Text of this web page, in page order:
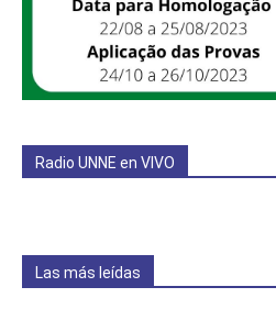
Radio UNNE en VIVO
Las más leídas